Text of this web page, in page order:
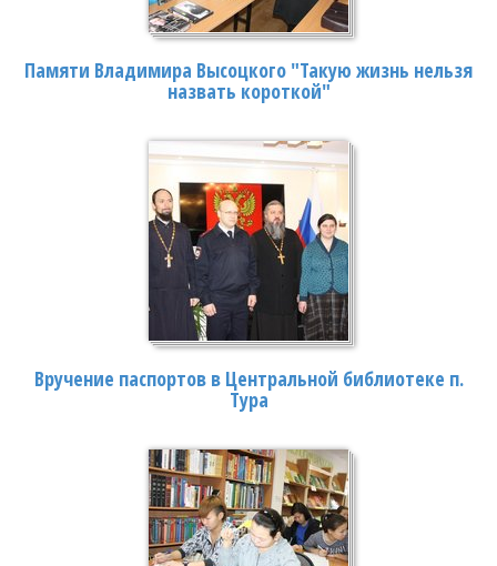
Памяти Владимира Высоцкого "Такую жизнь нельзя
назвать короткой"
Вручение паспортов в Центральной библиотеке п.
Тура